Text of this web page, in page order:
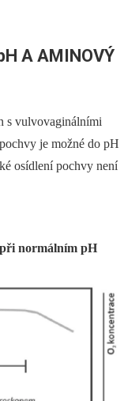
A AMINOVÝ
s vulvovaginálními
je možné do pH
osídlení pochvy není
normálním pH